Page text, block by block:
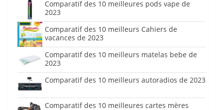
Comparatif des 10 meilleures pods vape de
2023
Comparatif des 10 meilleurs Cahiers de
vacances de 2023
Comparatif des 10 meilleurs matelas bebe de
2023
Comparatif des 10 meilleurs autoradios de 2023
Comparatif des 10 meilleures cartes mères